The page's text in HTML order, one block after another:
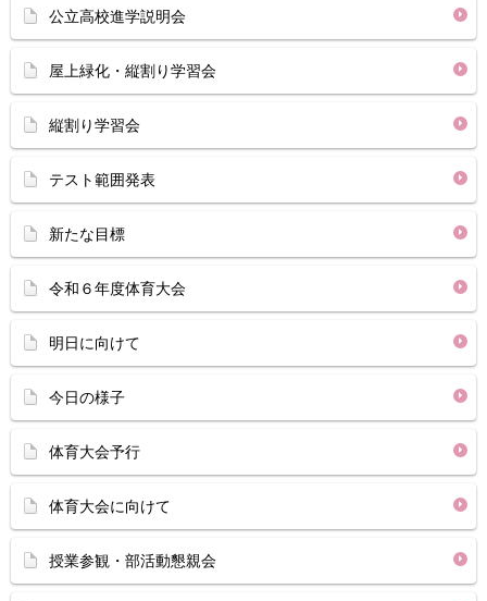
公立高校進学説明会
屋上緑化・縦割り学習会
縦割り学習会
テスト範囲発表
新たな目標
令和６年度体育大会
明日に向けて
今日の様子
体育大会予行
体育大会に向けて
授業参観・部活動懇親会